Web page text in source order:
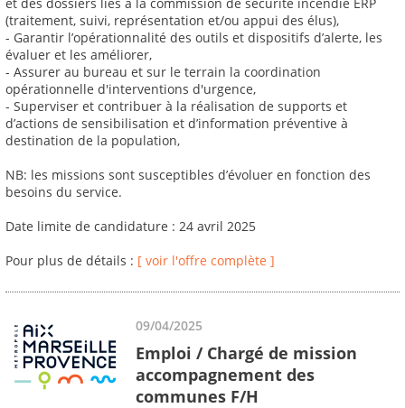
(traitement, suivi, représentation et/ou appui des élus),
- Garantir l’opérationnalité des outils et dispositifs d’alerte, les
évaluer et les améliorer,
- Assurer au bureau et sur le terrain la coordination
opérationnelle d'interventions d'urgence,
- Superviser et contribuer à la réalisation de supports et
d’actions de sensibilisation et d’information préventive à
destination de la population,
NB: les missions sont susceptibles d’évoluer en fonction des
besoins du service.
Date limite de candidature : 24 avril 2025
Pour plus de détails : [ voir l'offre complète ]
09/04/2025
Emploi / Chargé de mission
accompagnement des
communes F/H